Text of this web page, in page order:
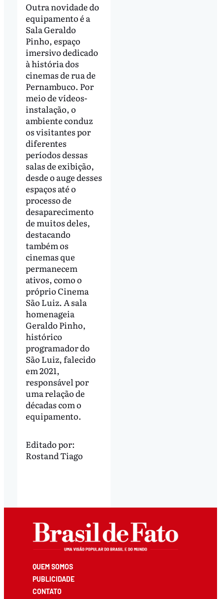
Outra novidade do
equipamento é a
Sala Geraldo
Pinho, espaço
imersivo dedicado
à história dos
cinemas de rua de
Pernambuco. Por
meio de vídeos-
instalação, o
ambiente conduz
os visitantes por
diferentes
períodos dessas
salas de exibição,
desde o auge desses
espaços até o
processo de
desaparecimento
de muitos deles,
destacando
também os
cinemas que
permanecem
ativos, como o
próprio Cinema
São Luiz. A sala
homenageia
Geraldo Pinho,
histórico
programador do
São Luiz, falecido
em 2021,
responsável por
uma relação de
décadas com o
equipamento.
Editado por:
Rostand Tiago
QUEM SOMOS
PUBLICIDADE
CONTATO